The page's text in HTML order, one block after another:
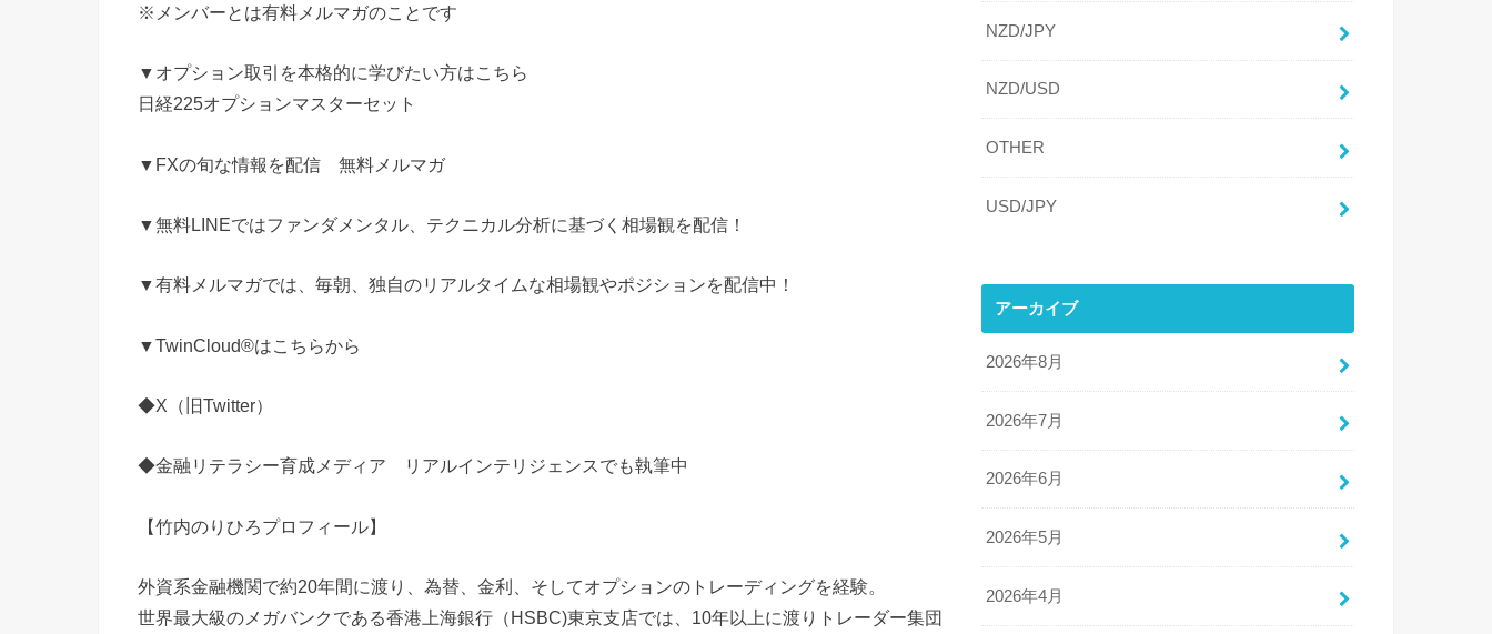
※メンバーとは有料メルマガのことです
▼オプション取引を本格的に学びたい方はこちら
日経225オプションマスターセット
▼FXの旬な情報を配信 無料メルマガ
▼無料LINEではファンダメンタル、テクニカル分析に基づく相場観を配信！
▼有料メルマガでは、毎朝、独自のリアルタイムな相場観やポジションを配信中！
▼TwinCloud®はこちらから
◆X（旧Twitter）
◆金融リテラシー育成メディア リアルインテリジェンスでも執筆中
【竹内のりひろプロフィール】
外資系金融機関で約20年間に渡り、為替、金利、そしてオプションのトレーディングを経験。
世界最大級のメガバンクである香港上海銀行（HSBC)東京支店では、10年以上に渡りトレーダー集団
NZD/JPY
NZD/USD
OTHER
USD/JPY
アーカイブ
2026年8月
2026年7月
2026年6月
2026年5月
2026年4月